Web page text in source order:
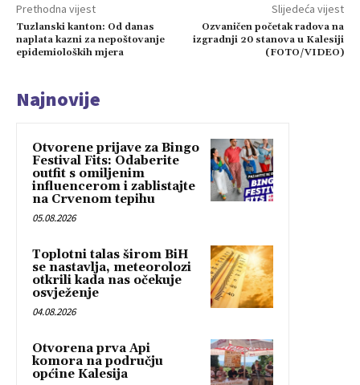
Prethodna vijest
Tuzlanski kanton: Od danas
naplata kazni za nepoštovanje
epidemioloških mjera
Slijedeća vijest
Ozvaničen početak radova na
izgradnji 20 stanova u Kalesiji
(FOTO/VIDEO)
Najnovije
Otvorene prijave za Bingo
Festival Fits: Odaberite
outfit s omiljenim
influencerom i zablistajte
na Crvenom tepihu
05.08.2026
Toplotni talas širom BiH
se nastavlja, meteorolozi
otkrili kada nas očekuje
osvježenje
04.08.2026
Otvorena prva Api
komora na području
općine Kalesija